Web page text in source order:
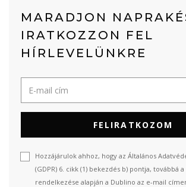
MARADJON
IRATKOZZON FEL
HÍRLEVELÜNKRE
FELIRATKOZOM
Hozzájárulok ahhoz, hogy az Általános
(GDPR) 6. cikk (1) bekezdés b) pontja, továbbá
rendelkezése alapján a Dublino az e-mail